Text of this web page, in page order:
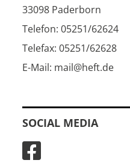
33098 Paderborn
Telefon: 05251/62624
Telefax: 05251/62628
E-Mail: mail@heft.de
SOCIAL MEDIA